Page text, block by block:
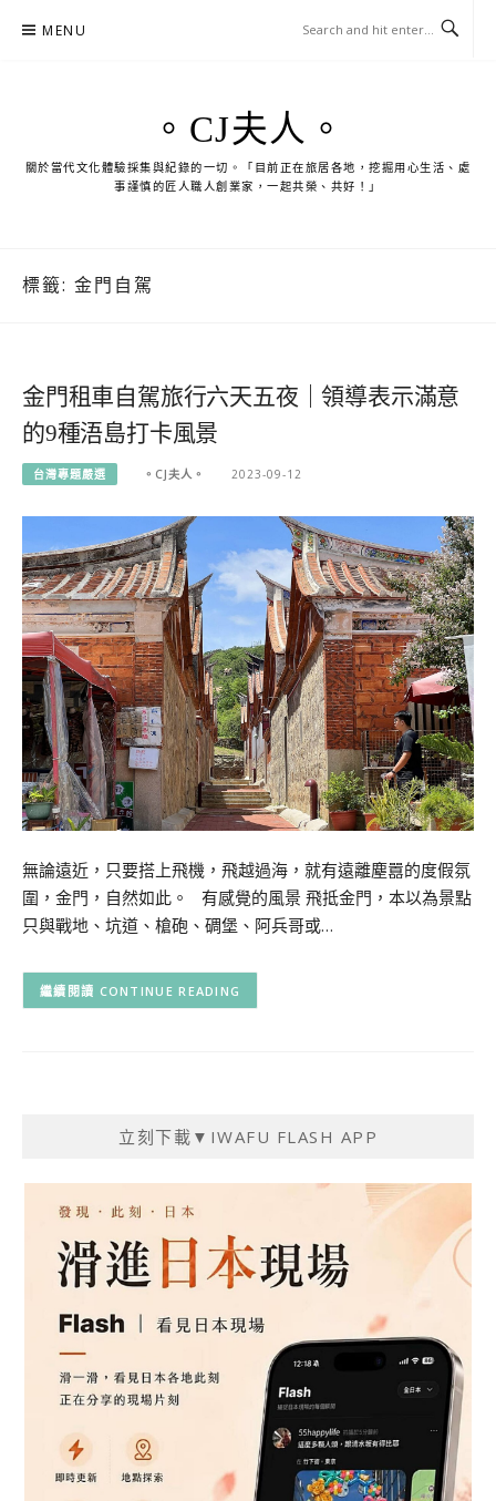
MENU
。CJ夫人。
關於當代文化體驗採集與紀錄的一切。「目前正在旅居各地，挖掘用心生活、處
事謹慎的匠人職人創業家，一起共榮、共好！」
標籤: 金門自駕
金門租車自駕旅行六天五夜｜領導表示滿意
的9種浯島打卡風景
台灣專題嚴選 。CJ夫人。 2023-09-12
無論遠近，只要搭上飛機，飛越過海，就有遠離塵囂的度假氛
圍，金門，自然如此。 有感覺的風景 飛抵金門，本以為景點
只與戰地、坑道、槍砲、碉堡、阿兵哥或…
CONTINUE READING
立刻下載▼IWAFU FLASH APP